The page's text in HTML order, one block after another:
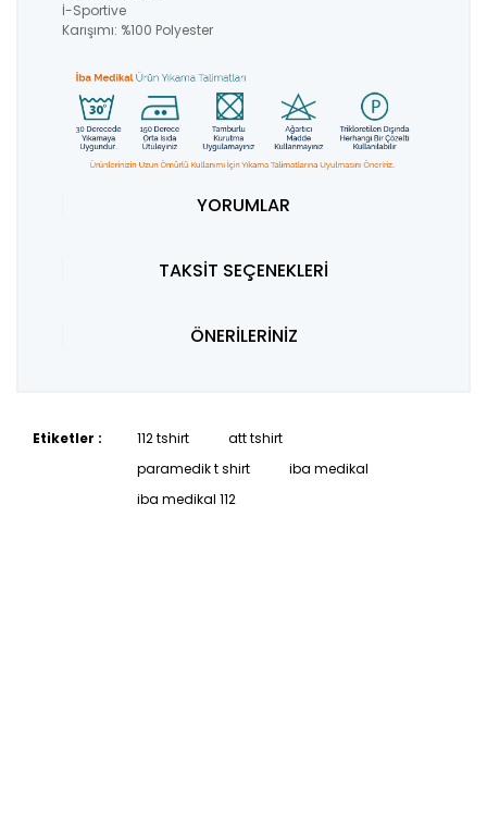
İ-Sportive
Karışımı: %100 Polyester
YORUMLAR
TAKSİT SEÇENEKLERİ
ÖNERİLERİNİZ
Etiketler : 112 tshirt
att tshirt
paramedik t shirt
iba medikal
iba medikal 112